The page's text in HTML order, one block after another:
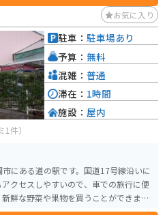
光明媚な観光スポットも点在していま
良いでしょう。 周辺には、郷
店も多く、ランチにも最適なエリアで
お気に入り
1件）
にある道の駅です。国道17号線沿いに
クセスしやすいので、車での旅行に便
節の野菜はおすすめです。また、レスト
駐車： 駐車場あり
予算： 無料
混雑： 普通
滞在： 1時間
施設： 屋内